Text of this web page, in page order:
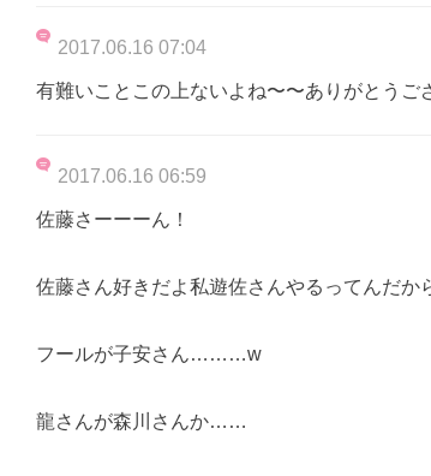
2017.06.16 07:04
有難いことこの上ないよね〜〜ありがとうご
2017.06.16 06:59
佐藤さーーーん！
佐藤さん好きだよ私遊佐さんやるってんだか
フールが子安さん………w
龍さんが森川さんか……